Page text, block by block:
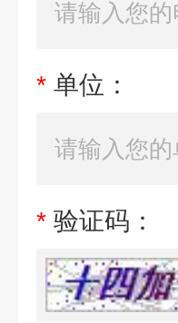
* 单位：
* 验证码：